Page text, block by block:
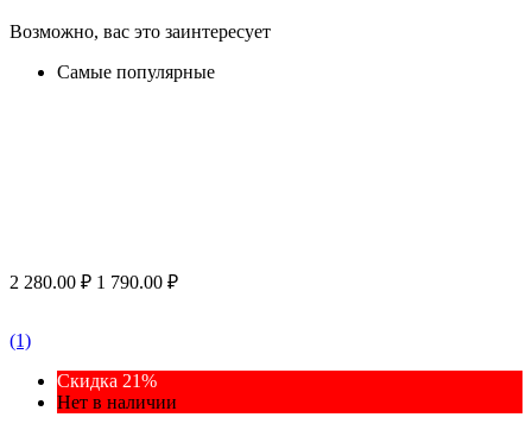
Возможно, вас это заинтересует
Самые популярные
2 280.00 ₽ 1 790.00 ₽
(1)
Скидка 21%
Нет в наличии